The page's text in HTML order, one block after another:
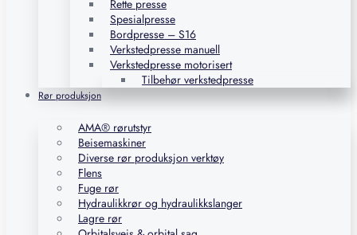
Rette presse
Spesialpresse
Bordpresse – S16
Verkstedpresse manuell
Verkstedpresse motorisert
Tilbehør verkstedpresse
Rør produksjon
AMA® rørutstyr
Beisemaskiner
Diverse rør produksjon verktøy
Flens
Fuge rør
Hydraulikkrør og hydraulikkslanger
Lagre rør